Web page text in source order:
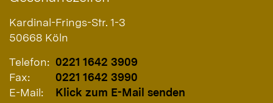
Kardinal-Frings-Str. 1-3
50668 Köln
Telefon: 0221 1642 3909
Fax:
0221 1642 3990
E-Mail:
Klick zum E-Mail senden